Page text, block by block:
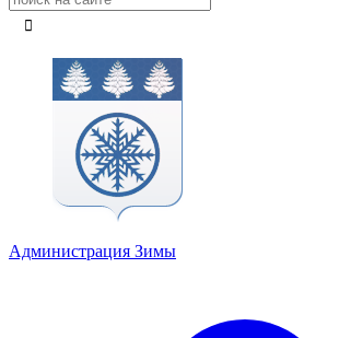
Администрация Зимы